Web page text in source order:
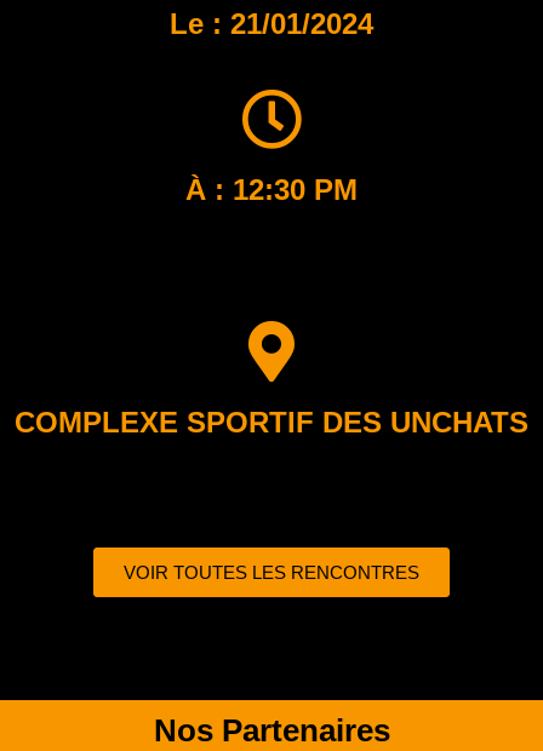
Le : 21/01/2024
À : 12:30 PM
COMPLEXE SPORTIF DES UNCHATS
VOIR TOUTES LES RENCONTRES
Nos Partenaires